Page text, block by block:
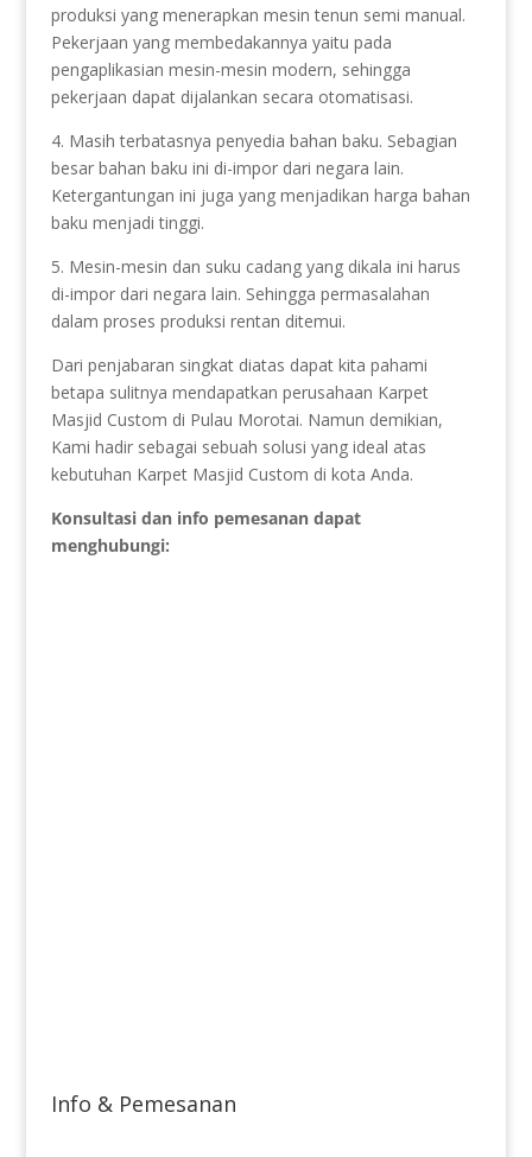
produksi yang menerapkan mesin tenun semi manual.
Pekerjaan yang membedakannya yaitu pada
pengaplikasian mesin-mesin modern, sehingga
pekerjaan dapat dijalankan secara otomatisasi.
4. Masih terbatasnya penyedia bahan baku. Sebagian
besar bahan baku ini di-impor dari negara lain.
Ketergantungan ini juga yang menjadikan harga bahan
baku menjadi tinggi.
5. Mesin-mesin dan suku cadang yang dikala ini harus
di-impor dari negara lain. Sehingga permasalahan
dalam proses produksi rentan ditemui.
Dari penjabaran singkat diatas dapat kita pahami
betapa sulitnya mendapatkan perusahaan Karpet
Masjid Custom di Pulau Morotai. Namun demikian,
Kami hadir sebagai sebuah solusi yang ideal atas
kebutuhan Karpet Masjid Custom di kota Anda.
Konsultasi dan info pemesanan dapat
menghubungi:
Info & Pemesanan